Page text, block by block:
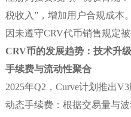
税收入”，增加用户合规成本
因未遵守CRV代币销售规定被
CRV币的发展趋势：技术升
手续费与流动性聚合
2025年Q2，Curve计划推出
动态手续费：根据交易量与